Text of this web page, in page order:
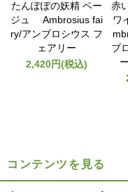
たんぽぽの妖精 ベー
ジュ Ambrosius fai
ry/アンブロシウス フ
ェアリー
2,420円(税込)
赤
ワ
ブ
コンテンツを見る